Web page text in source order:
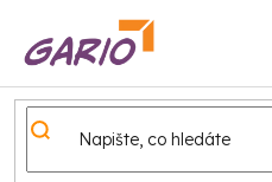
obsah